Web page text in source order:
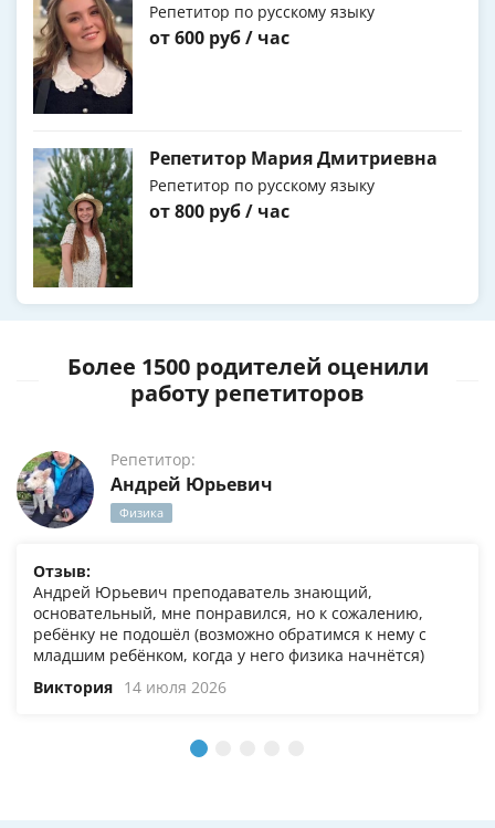
Репетитор по русскому языку
от 600 руб / час
Репетитор Мария Дмитриевна
Репетитор по русскому языку
от 800 руб / час
Более 1500 родителей оценили
работу репетиторов
Репетитор:
Андрей Юрьевич
Физика
Отзыв:
Андрей Юрьевич преподаватель знающий,
основательный, мне понравился, но к сожалению,
ребёнку не подошёл (возможно обратимся к нему с
младшим ребёнком, когда у него физика начнётся)
Виктория 14 июля 2026